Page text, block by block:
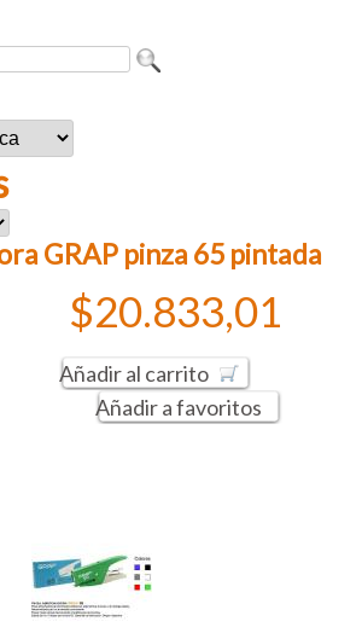
GRAP pinza 65 pintada
$20.833,01
Añadir al carrito
Añadir a favoritos